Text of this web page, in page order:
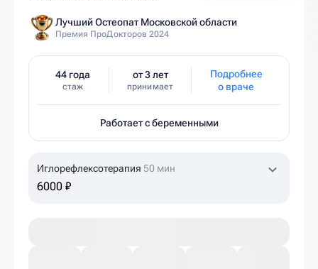
Лучший Остеопат Московской области
Премия ПроДокторов 2024
44 года
стаж
от 3 лет
принимает
Подробнее
о враче
Работает с беременными
Иглорефлексотерапия 50 мин
6000 ₽